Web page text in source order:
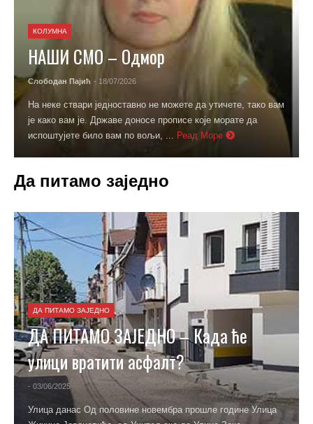
НАШИ СМО – Хипноза
Саша Трифуновић - 11/07/2026
Књиге кажу да је хипноза вештачки изазвано стање
измењене, сужене свести. Карактерише се увећаном
пажњом, концентрацијом и изузетно повећаном
сугестибилношћу, психичком особином која означава
подложност ... Реад Море
Да питамо заједно
ДА ПИТАМО ЗАЈЕДНО
ДА ПИТАМО ЗАЈЕДНО – Где
одложити фармацеутски отпад?